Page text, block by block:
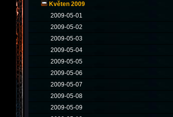
Květen 2009
2009-05-01
2009-05-02
2009-05-03
2009-05-04
2009-05-05
2009-05-06
2009-05-07
2009-05-08
2009-05-09